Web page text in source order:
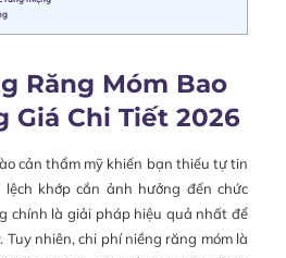
Răng Móm Bao
Giá Chi Tiết 2026
cản thẩm mỹ khiến bạn thiếu tự tin
khớp cắn ảnh hưởng đến chức
chính là giải pháp hiệu quả nhất để
nhiên, chi phí niềng răng móm là